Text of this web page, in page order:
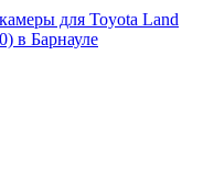
для Toyota Land
в Барнауле